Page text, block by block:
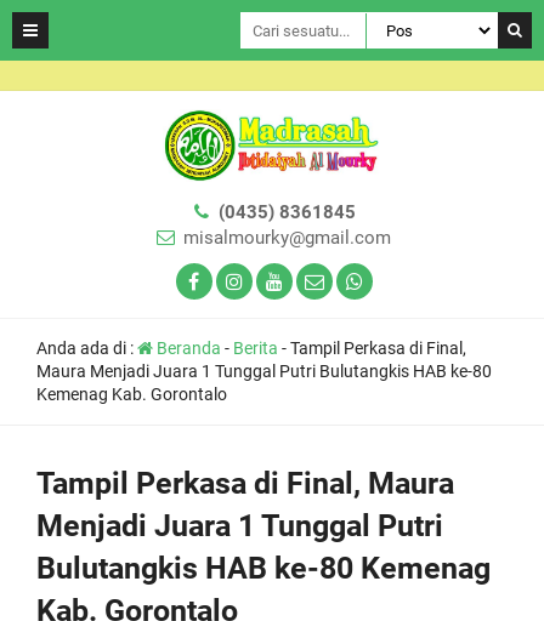
(0435) 8361845
misalmourky@gmail.com
Anda ada di : Beranda - Berita -Tampil Perkasa di Final,
Maura Menjadi Juara 1 Tunggal Putri Bulutangkis HAB ke-80
Kemenag Kab. Gorontalo
Tampil Perkasa di Final, Maura
Menjadi Juara 1 Tunggal Putri
Bulutangkis HAB ke-80 Kemenag
Kab. Gorontalo